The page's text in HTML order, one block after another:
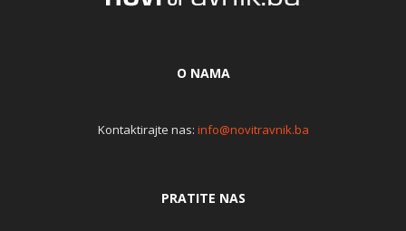
O NAMA
Kontaktirajte nas: info@novitravnik.ba
PRATITE NAS